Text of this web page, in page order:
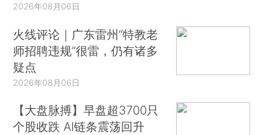
2026年08月06日
火线评论｜广东雷州“特教老
师招聘违规”很雷，仍有诸多
疑点
2026年08月06日
【大盘脉搏】早盘超3700只
个股收跌 AI链条震荡回升